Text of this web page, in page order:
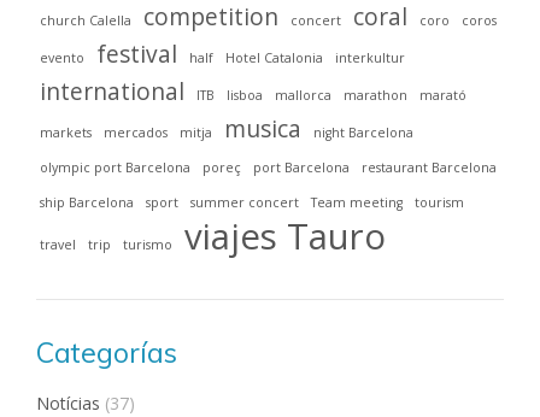
church Calella competition concert coral coro coros
evento festival half Hotel Catalonia interkultur
international ITB lisboa mallorca marathon marató
markets mercados mitja musica night Barcelona
olympic port Barcelona poreç port Barcelona restaurant Barcelona
ship Barcelona sport summer concert Team meeting tourism
travel trip turismo viajes Tauro
Categorías
Notícias (37)